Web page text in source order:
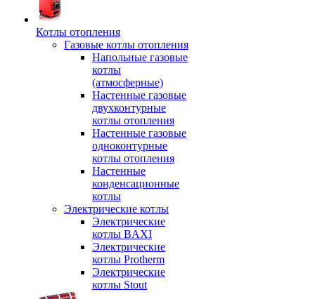
Котлы отопления
Газовые котлы отопления
Напольные газовые
котлы
(атмосферные)
Настенные газовые
двухконтурные
котлы отопления
Настенные газовые
одноконтурные
котлы отопления
Настенные
конденсационные
котлы
Электрические котлы
Электрические
котлы BAXI
Электрические
котлы Protherm
Электрические
котлы Stout